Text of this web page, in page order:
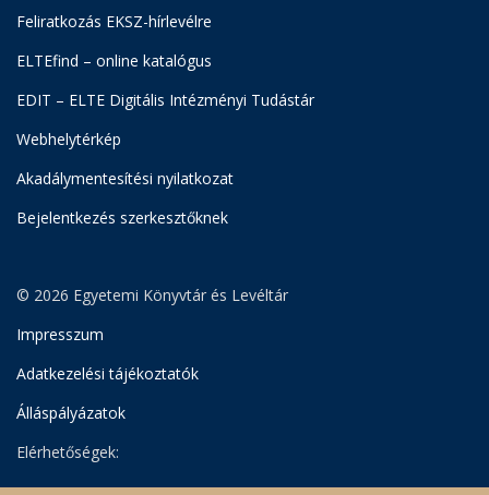
Feliratkozás EKSZ-hírlevélre
ELTEfind – online katalógus
EDIT – ELTE Digitális Intézményi Tudástár
Webhelytérkép
Akadálymentesítési nyilatkozat
Bejelentkezés szerkesztőknek
© 2026 Egyetemi Könyvtár és Levéltár
Impresszum
Adatkezelési tájékoztatók
Álláspályázatok
Elérhetőségek: